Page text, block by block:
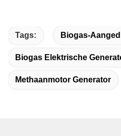
Tags: Biogas-
Biogas Elektrische
Methaanmotor Generator